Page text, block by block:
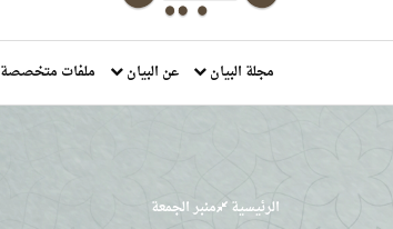
مجلة البيان عن البيان ملفات متخصصة
الرئيسية منبر الجمعة